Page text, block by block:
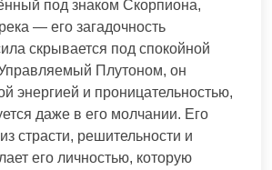
под знаком Скорпиона,
— его загадочность
скрывается под спокойной
Плутоном, он
энергией и проницательностью,
даже в его молчании. Его
страсти, решительности и
его личностью, которую